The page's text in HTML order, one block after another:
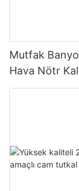
Mutfak
Hava Nötr
Sızdırmazlık